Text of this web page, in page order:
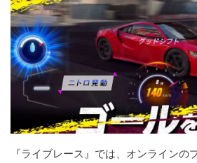
『ライブレース』では、オンラインの